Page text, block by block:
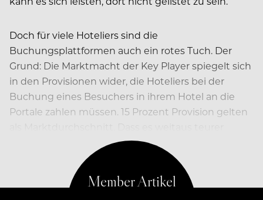
Doch für viele Hoteliers sind die
Buchungsplattformen auch ein rotes Tuch. Der
Grund: Die Marktmacht der Key Player spiegelt sich
in den Provisionen wider, die Hoteliers bei der
Buchung eines Besuchers in ihrem Hotel an die
Portale zahlen müssen. 15 Prozent Provision gelten